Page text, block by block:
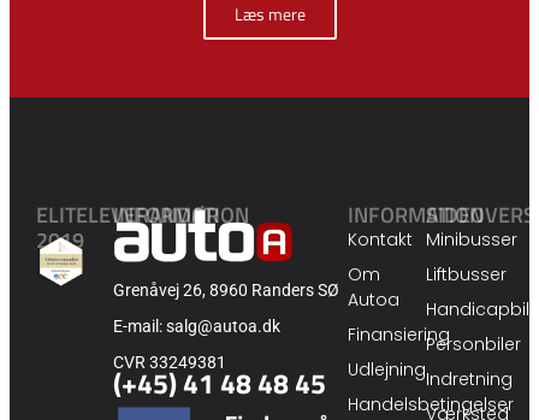
Læs mere
Minibusser
Liftbusser
Personbiler
Indretning
Værksted
INFORMATION
Kontakt
Om
Autoa
Finansiering
Udlejning
Handelsbetingelser
INFORMATION
Grenåvej 26, 8960 Randers SØ
E-mail: salg@autoa.dk
CVR 33249381
(+45) 41 48 48 45
ELITELEVERANDØR
2019